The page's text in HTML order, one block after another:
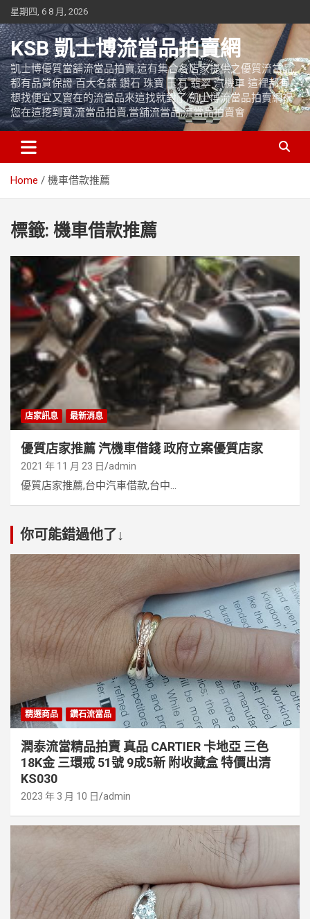
Skip
to
content
星期四, 6 8 月, 2026
KSB 凱士博流當品拍賣網
凱士博優質當舖流當品拍賣,這有集合各店家提供之優質流當品,
都有品質保證 百大名錶 鑽石 珠寶 玉石 翡翠 汽機車 這裡都有
想找便宜又實在的流當品來這找就對了,凱士博流當品拍賣網祝
您在這挖到寶,流當品拍賣,當舖流當品,流當品拍賣會
Home 機車借款推薦
標籤: 機車借款推薦
店家訊息 最新消息
優質店家推薦 汽機車借錢 政府立案優質店家
2021 年 11 月 23 日 admin
優質店家推薦,台中汽車借款,台中...
你可能錯過他了↓
精選商品 鑽石流當品
潤泰流當精品拍賣 真品 CARTIER 卡地亞 三色
18K金 三環戒 51號 9成5新 附收藏盒 特價出清
KS030
2023 年 3 月 10 日 admin